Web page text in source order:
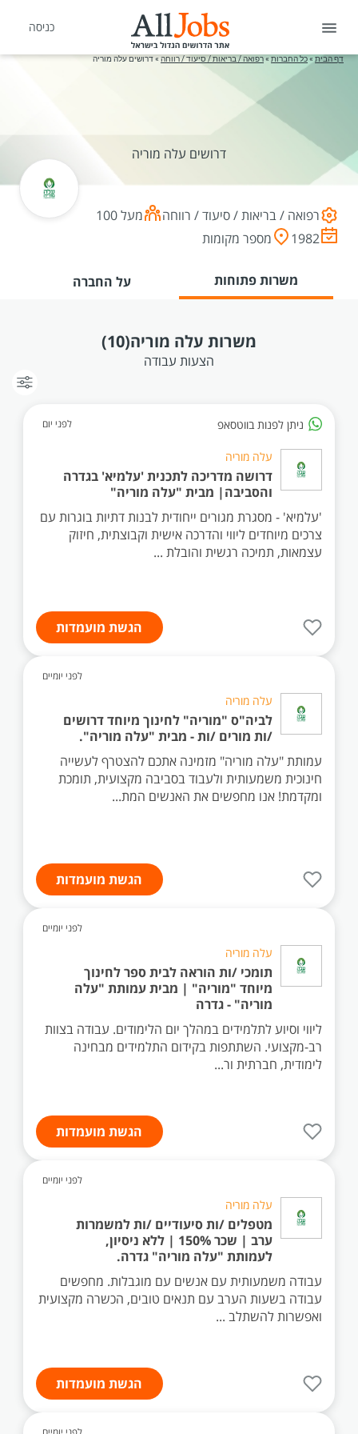
כניסה
דף הבית »כל החברות »רפואה / בריאות / סיעוד / רווחה»דרושים עלה מוריה
דרושים עלה מוריה
רפואה / בריאות / סיעוד / רווחה
מעל 100
1982
מספר מקומות
משרות פתוחות על החברה
משרות עלה מוריה(10)
הצעות עבודה
ניתן לפנות בווטסאפ לפני יום
עלה מוריה
דרושה מדריכה לתכנית 'עלמיא' בגדרה
והסביבה| מבית "עלה מוריה"
'עלמיא' - מסגרת מגורים ייחודית לבנות דתיות בוגרות עם
צרכים מיוחדים ליווי והדרכה אישית וקבוצתית, חיזוק
עצמאות, תמיכה רגשית והובלת ...
הגשת מועמדות
לפני יומיים
עלה מוריה
לביה"ס "מוריה" לחינוך מיוחד דרושים
/ות מורים /ות - מבית "עלה מוריה".
עמותת "עלה מוריה" מזמינה אתכם להצטרף לעשייה
חינוכית משמעותית ולעבוד בסביבה מקצועית, תומכת
ומקדמת! אנו מחפשים את האנשים המת...
הגשת מועמדות
לפני יומיים
עלה מוריה
תומכי /ות הוראה לבית ספר לחינוך
מיוחד "מוריה" | מבית עמותת "עלה
מוריה" - גדרה
ליווי וסיוע לתלמידים במהלך יום הלימודים. עבודה בצוות
רב-מקצועי. השתתפות בקידום התלמידים מבחינה
לימודית, חברתית ור...
הגשת מועמדות
לפני יומיים
עלה מוריה
מטפלים /ות סיעודיים /ות למשמרות
ערב | שכר 150% | ללא ניסיון,
לעמותת "עלה מוריה" גדרה.
עבודה משמעותית עם אנשים עם מוגבלות. מחפשים
עבודה בשעות הערב עם תנאים טובים, הכשרה מקצועית
ואפשרות להשתלב ...
הגשת מועמדות